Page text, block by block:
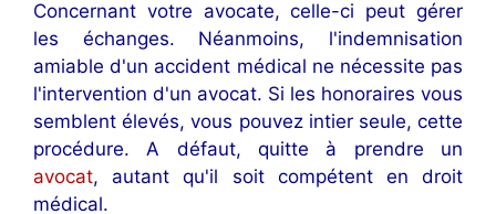
Concernant votre avocate, celle-ci peut gérer
les échanges. Néanmoins, l'indemnisation
amiable d'un accident médical ne nécessite pas
l'intervention d'un avocat. Si les honoraires vous
semblent élevés, vous pouvez intier seule, cette
procédure. A défaut, quitte à prendre un
avocat, autant qu'il soit compétent en droit
médical.